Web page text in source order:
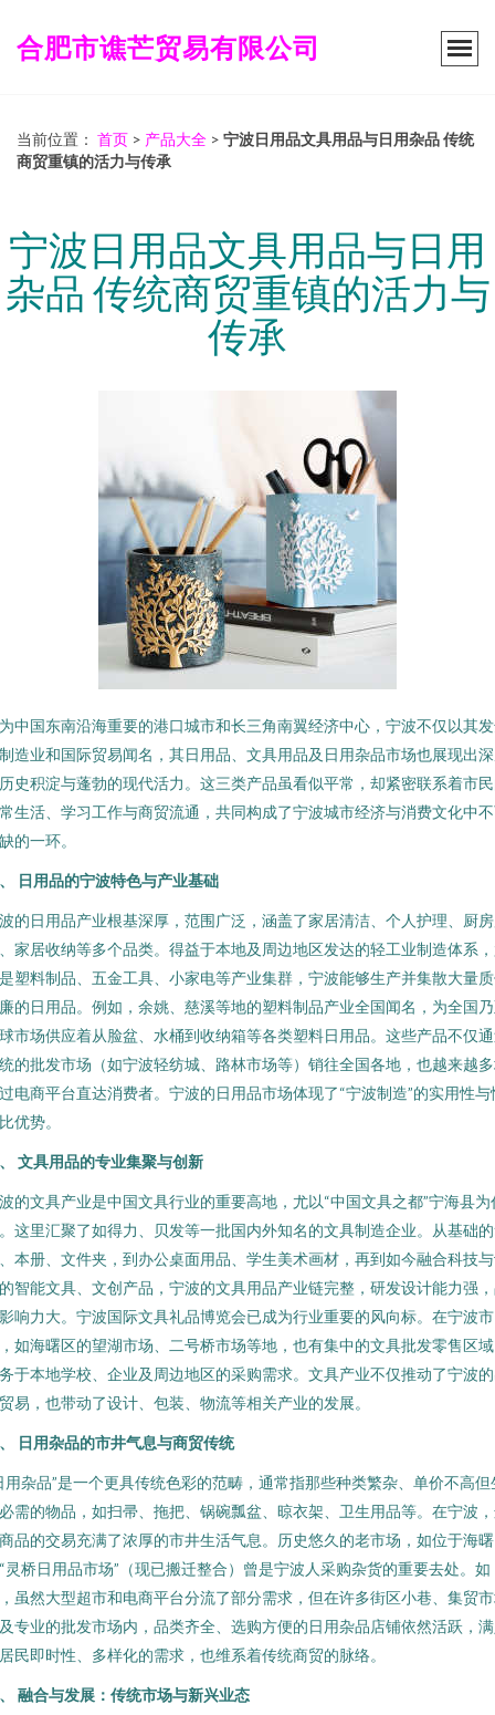
合肥市谯芒贸易有限公司
当前位置： 首页 > 产品大全 > 宁波日用品文具用品与日用杂品 传统
商贸重镇的活力与传承
宁波日用品文具用品与日用
杂品 传统商贸重镇的活力与
传承
中国东南沿海重要的港口城市和长三角南翼经济中心，宁波不仅以其
造业和国际贸易闻名，其日用品、文具用品及日用杂品市场也展现出
史积淀与蓬勃的现代活力。这三类产品虽看似平常，却紧密联系着市
生活、学习工作与商贸流通，共同构成了宁波城市经济与消费文化中
的一环。
日用品的宁波特色与产业基础
的日用品产业根基深厚，范围广泛，涵盖了家居清洁、个人护理、厨
家居收纳等多个品类。得益于本地及周边地区发达的轻工业制造体系
塑料制品、五金工具、小家电等产业集群，宁波能够生产并集散大量
的日用品。例如，余姚、慈溪等地的塑料制品产业全国闻名，为全国
市场供应着从脸盆、水桶到收纳箱等各类塑料日用品。这些产品不仅
的批发市场（如宁波轻纺城、路林市场等）销往全国各地，也越来越
电商平台直达消费者。宁波的日用品市场体现了“宁波制造”的实用性与
优势。
文具用品的专业集聚与创新
的文具产业是中国文具行业的重要高地，尤以“中国文具之都”宁海县为
这里汇聚了如得力、贝发等一批国内外知名的文具制造企业。从基础
本册、文件夹，到办公桌面用品、学生美术画材，再到如今融合科技
智能文具、文创产品，宁波的文具用品产业链完整，研发设计能力强
响力大。宁波国际文具礼品博览会已成为行业重要的风向标。在宁波市
如海曙区的望湖市场、二号桥市场等地，也有集中的文具批发零售区
于本地学校、企业及周边地区的采购需求。文具产业不仅推动了宁波
易，也带动了设计、包装、物流等相关产业的发展。
日用杂品的市井气息与商贸传统
用杂品”是一个更具传统色彩的范畴，通常指那些种类繁杂、单价不高但
需的物品，如扫帚、拖把、锅碗瓢盆、晾衣架、卫生用品等。在宁波
品的交易充满了浓厚的市井生活气息。历史悠久的老市场，如位于海曙
灵桥日用品市场”（现已搬迁整合）曾是宁波人采购杂货的重要去处。如
虽然大型超市和电商平台分流了部分需求，但在许多街区小巷、集贸
专业的批发市场内，品类齐全、选购方便的日用杂品店铺依然活跃，
民即时性、多样化的需求，也维系着传统商贸的脉络。
融合与发展：传统市场与新兴业态